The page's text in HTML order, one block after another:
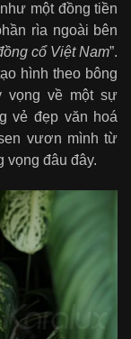
một đồng tiền
rìa ngoài bên
cổ Việt Nam”.
hình theo bông
vọng về một sự
vẻ đẹp văn hoá
vươn mình từ
vọng đâu đây.